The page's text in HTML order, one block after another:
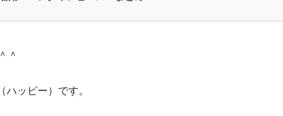
＾
ハッピー）です。